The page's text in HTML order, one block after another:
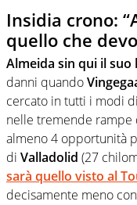
Insidia crono:
quello che
Almeida sin qui il suo
danni quando
cercato in tutti i modi
nelle tremende rampe
almeno 4 opportunità
di Valladolid (27
sarà quello visto al
decisamente meno